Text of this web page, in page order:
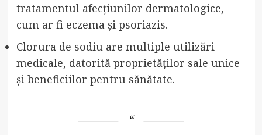
tratamentul afecțiunilor dermatologice,
cum ar fi eczema și psoriazis.
Clorura de sodiu are multiple utilizări
medicale, datorită proprietăților sale unice
și beneficiilor pentru sănătate.